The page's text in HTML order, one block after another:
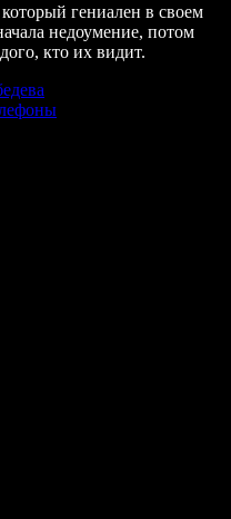
гениален в своем
недоумение, потом
кто их видит.